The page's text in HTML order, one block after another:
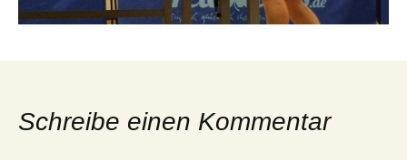
Schreibe einen Kommentar